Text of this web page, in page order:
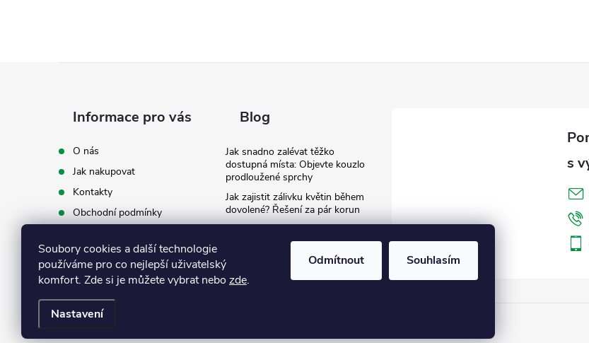
Soubory cookies a další technologie
používáme pro co nejlepší uživatelský
komfort. Zde si je můžete vybrat nebo zde.
Nastavení
Odmítnout Souhlasím
Informace pro vás
O nás
Jak nakupovat
Kontakty
Obchodní podmínky
údajů
Ke stažení
Blog
Jak snadno zalévat těžko
dostupná místa: Objevte kouzlo
prodloužené sprchy
Jak zajistit zálivku květin během
dovolené? Řešení za pár korun
záda při zalévání